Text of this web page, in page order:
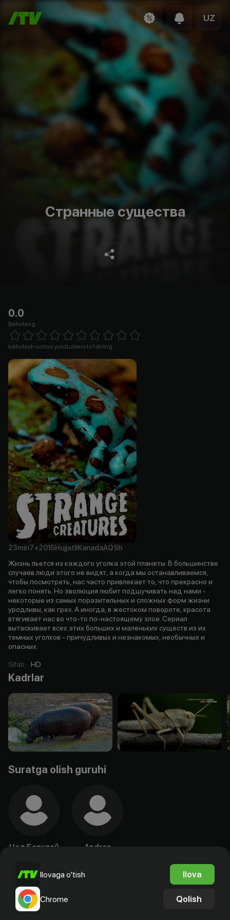
UZ
Странные существа
0.0
Baholang
1 Star 2 Stars 3 Stars 4 Stars5 Stars 6 Stars7 Stars8 Stars
baholash uchun yulduzlarni to'ldiring
23min7+2015HujjatliKanadaAQSh
Жизнь льется из каждого уголка этой планеты. В большинстве
случаев люди этого не видят, а когда мы останавливаемся,
чтобы посмотреть, нас часто привлекает то, что прекрасно и
легко понять. Но эволюция любит подшучивать над нами -
некоторые из самых поразительных и сложных форм жизни
уродливы, как грех. А иногда, в жестоком повороте, красота
втягивает нас во что-то по-настоящему злое. Сериал
вытаскивает всех этих больших и маленьких существ из их
темных уголков - причудливых и незнакомых, необычных и
опасных.
Sifati: HD
Kadrlar
Suratga olish guruhi
Чад Барклай
Andres
Ilovaga o'tish Ilova
Chrome Qolish